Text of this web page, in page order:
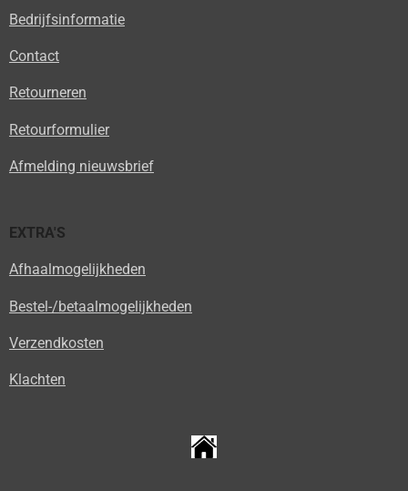
Bedrijfsinformatie
Contact
Retourneren
Retourformulier
Afmelding nieuwsbrief
EXTRA'S
Afhaalmogelijkheden
Bestel-/betaalmogelijkheden
Verzendkosten
Klachten